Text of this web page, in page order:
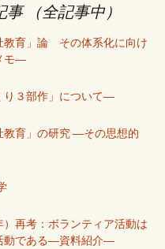
事 （全記事中）
育」論 その体系化に向け
モ―
り３部作」について―
育」の研究 ―その思想的
）再考：ボランティア活動は
動である―資料紹介―